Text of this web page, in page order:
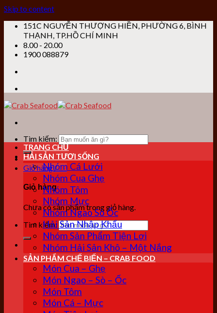
Skip to content
151C NGUYỄN THƯỢNG HIỀN, PHƯỜNG 6, BÌNH
THẠNH, TP.HỒ CHÍ MINH
8.00 - 20.00
1900 088879
Tìm kiếm:
Giỏ hàng /0₫
Giỏ hàng
Chưa có sản phẩm trong giỏ hàng.
Tìm kiếm:
TRANG CHỦ
HẢI SẢN TƯƠI SỐNG
Nhóm Cá Lưới
Nhóm Cua Ghẹ
Nhóm Tôm
Nhóm Mực
Nhóm Ngao Sò Ốc
Hải Sản Nhập Khẩu
Nhóm Sản Phẩm Tiện Lợi
Nhóm Hải Sản Khô – Một Nắng
SẢN PHẨM CHẾ BIẾN – CRAB FOOD
Món Cua – Ghẹ
Món Ngao – Sò – Ốc
Món Tôm
Món Cá – Mực